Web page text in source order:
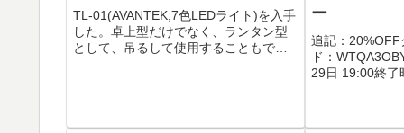
TL-01(AVANTEK,7色LEDライト)を入手
した。卓上型だけでなく、ランタン型
として、吊るして使用することもでき
ー
追記：20%OFF
ド：
29日 19:00終了